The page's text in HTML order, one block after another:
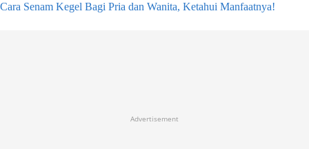
Cara Senam Kegel Bagi Pria dan Wanita, Ketahui Manfaatnya!
Advertisement